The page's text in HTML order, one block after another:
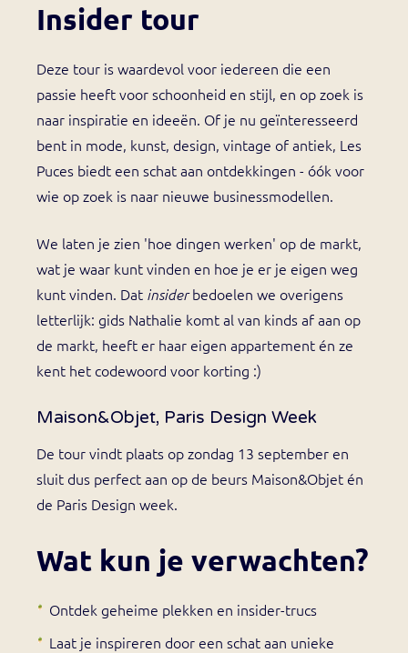
Insider tour
Deze tour is waardevol voor iedereen die een
passie heeft voor schoonheid en stijl, en op zoek is
naar inspiratie en ideeën. Of je nu geïnteresseerd
bent in mode, kunst, design, vintage of antiek, Les
Puces biedt een schat aan ontdekkingen - óók voor
wie op zoek is naar nieuwe businessmodellen.
We laten je zien 'hoe dingen werken' op de markt,
wat je waar kunt vinden en hoe je er je eigen weg
kunt vinden. Dat insiderbedoelen we overigens
letterlijk: gids Nathalie komt al van kinds af aan op
de markt, heeft er haar eigen appartement én ze
kent het codewoord voor korting :)
Maison&Objet, Paris Design Week
De tour vindt plaats op zondag 13 september en
sluit dus perfect aan op de beurs Maison&Objet én
de Paris Design week.
Wat kun je verwachten?
Ontdek geheime plekken en insider-trucs
Laat je inspireren door een schat aan unieke